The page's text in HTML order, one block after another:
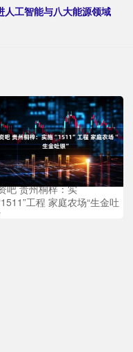
人工智能与八大能源领域
吧 贵州桐梓：实
工程 家庭农场“生金吐